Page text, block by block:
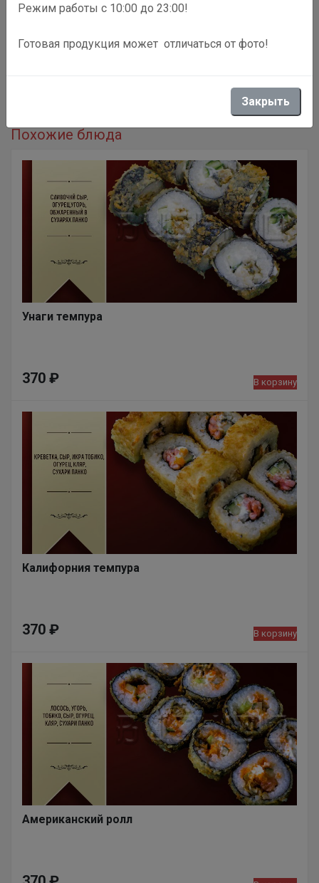
Похожие блюда
Унаги темпура
370 ₽ В корзину
Калифорния темпура
370 ₽ В корзину
Американский ролл
Режим работы с 10:00 до 23:00!
Готовая продукция может отличаться от фото!
Закрыть